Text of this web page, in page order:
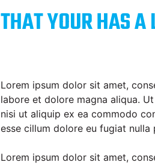
THAT YOUR HAS A
Lorem ipsum dolor sit amet,
labore et dolore magna aliqua.
nisi ut aliquip ex ea commodo
esse cillum dolore eu fugiat nulla
Lorem ipsum dolor sit amet,